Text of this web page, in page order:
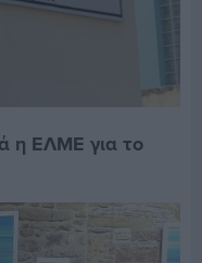
η ΕΛΜΕ για το